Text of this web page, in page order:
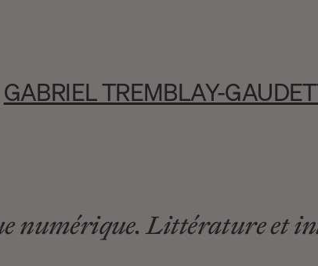
GABRIEL TREMBLAY-
numérique. Littérature et